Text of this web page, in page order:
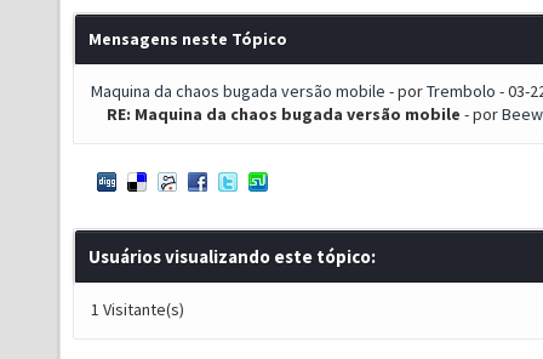
Mensagens neste Tópico
Maquina da chaos bugada versão mobile - porTrembolo - 03-
RE: Maquina da chaos bugada versão mobile - por
Usuários visualizando este tópico:
1 Visitante(s)